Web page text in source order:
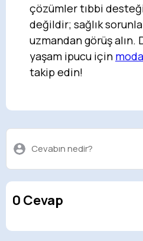
çözümler tıbbi
değildir; sağlık
uzmandan görüş alın.
yaşam ipucu için
takip edin!
Cevabın nedir?
0 Cevap